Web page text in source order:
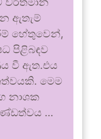
ඇතැම්
හේතුවෙන්,
පිළිබඳව
වී ඇත.එය
මෙම
නාශක
…